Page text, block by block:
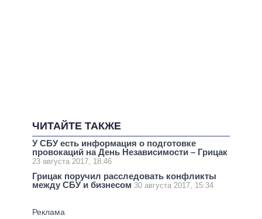
ЧИТАЙТЕ ТАКЖЕ
У СБУ есть информация о подготовке
провокаций на День Независимости – Грицак
23 августа 2017, 18:46
Грицак поручил расследовать конфликты
между СБУ и бизнесом 30 августа 2017, 15:34